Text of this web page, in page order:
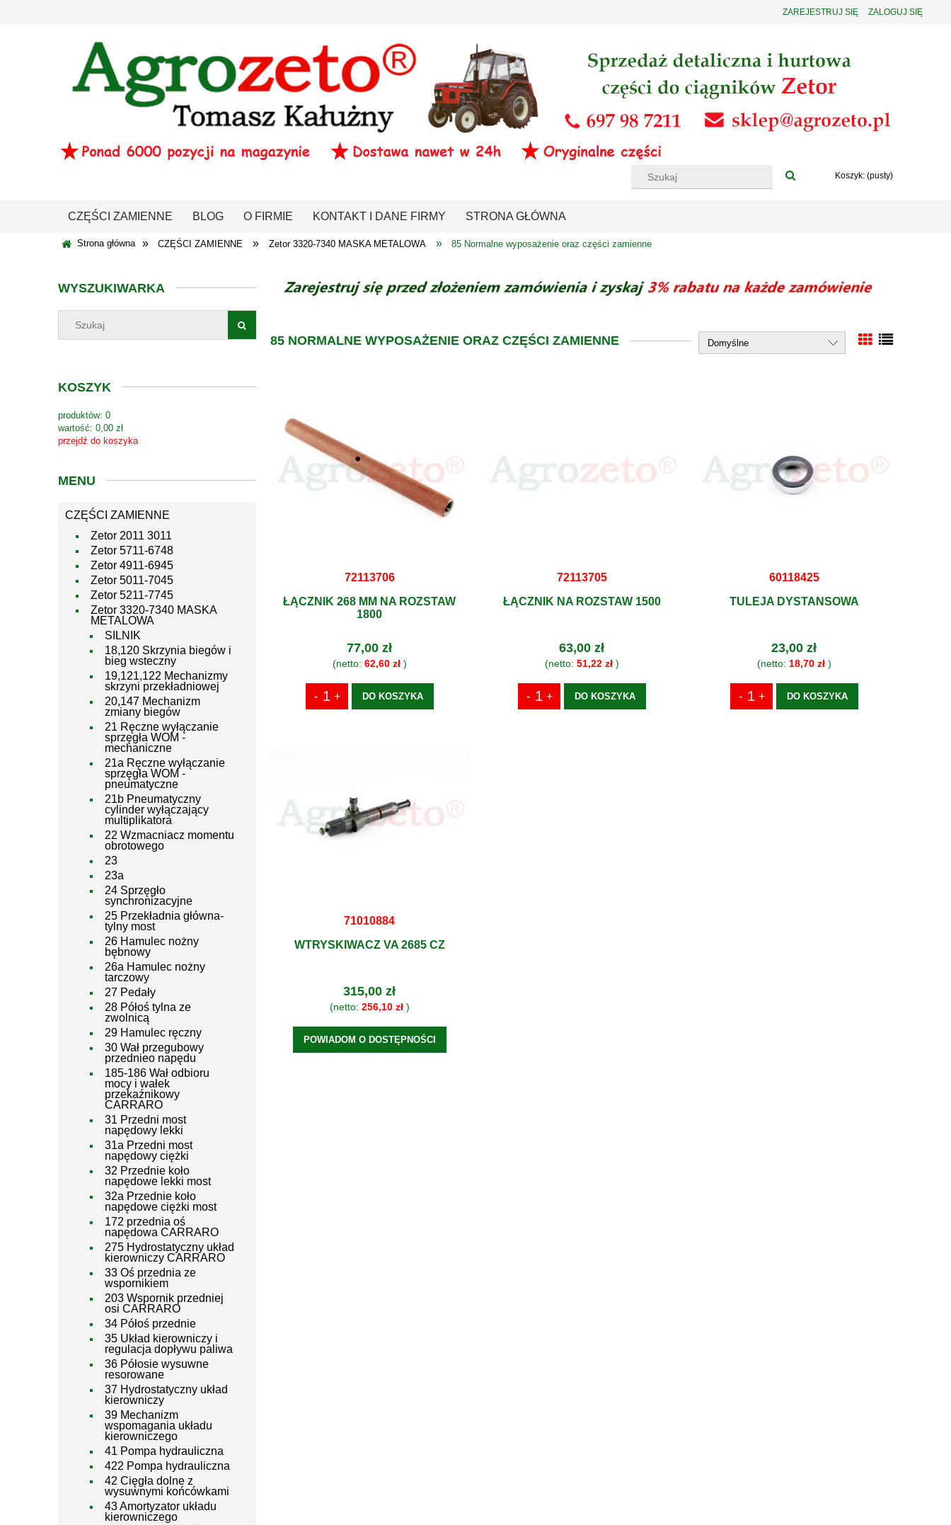
ZAREJESTRUJ SIĘ ZALOGUJ SIĘ
Koszyk: (pusty)
CZĘŚCI ZAMIENNE BLOG O FIRMIE KONTAKT I DANE FIRMY STRONA GŁÓWNA
Strona główna » CZĘŚCI ZAMIENNE » Zetor 3320-7340 MASKA METALOWA » 85 Normalne wyposażenie oraz części zamienne
WYSZUKIWARKA
KOSZYK
produktów: 0
wartość: 0,00 zł
przejdź do koszyka
MENU
CZĘŚCI ZAMIENNE
Zetor 2011 3011
Zetor 5711-6748
Zetor 4911-6945
Zetor 5011-7045
Zetor 5211-7745
Zetor 3320-7340 MASKA
METALOWA
SILNIK
18,120 Skrzynia biegów i
bieg wsteczny
19,121,122 Mechanizmy
skrzyni przekładniowej
20,147 Mechanizm
zmiany biegów
21 Ręczne wyłączanie
sprzęgła WOM -
mechaniczne
21a Ręczne wyłączanie
sprzęgła WOM -
pneumatyczne
21b Pneumatyczny
cylinder wyłączający
multiplikatora
22 Wzmacniacz momentu
obrotowego
23
23a
24 Sprzęgło
synchronizacyjne
25 Przekładnia główna-
tylny most
26 Hamulec nożny
bębnowy
26a Hamulec nożny
tarczowy
27 Pedały
28 Półoś tylna ze
zwolnicą
29 Hamulec ręczny
30 Wał przegubowy
przednieo napędu
185-186 Wał odbioru
mocy i wałek
przekaźnikowy
CARRARO
31 Przedni most
napędowy lekki
31a Przedni most
napędowy ciężki
32 Przednie koło
napędowe lekki most
32a Przednie koło
napędowe ciężki most
172 przednia oś
napędowa CARRARO
275 Hydrostatyczny układ
kierowniczy CARRARO
33 Oś przednia ze
wspornikiem
203 Wspornik przedniej
osi CARRARO
34 Półoś przednie
35 Układ kierowniczy i
regulacja dopływu paliwa
36 Półosie wysuwne
resorowane
37 Hydrostatyczny układ
kierowniczy
39 Mechanizm
wspomagania układu
kierowniczego
41 Pompa hydrauliczna
422 Pompa hydrauliczna
42 Cięgła dolne z
wysuwnymi końcówkami
43 Amortyzator układu
kierowniczego
85 NORMALNE WYPOSAŻENIE ORAZ CZĘŚCI ZAMIENNE
72113706
ŁĄCZNIK 268 MM NA ROZSTAW
1800
77,00 zł
(netto: 62,60 zł)
DO KOSZYKA
72113705
ŁĄCZNIK NA ROZSTAW 1500
63,00 zł
(netto: 51,22 zł)
DO KOSZYKA
60118425
TULEJA DYSTANSOWA
23,00 zł
(netto: 18,70 zł)
DO KOSZYKA
71010884
WTRYSKIWACZ VA 2685 CZ
315,00 zł
(netto: 256,10 zł)
POWIADOM O DOSTĘPNOŚCI